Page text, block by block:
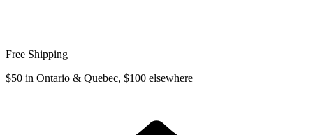
Free Shipping
$50 in Ontario & Quebec, $100 elsewhere